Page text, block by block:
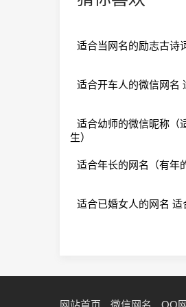
适合当网名的励志古诗
适合开车人的微信网名
适合幼师的微信昵称（
生）
适合年长的网名（有年
适合已婚女人的网名
网站首页 微信网名 QQ